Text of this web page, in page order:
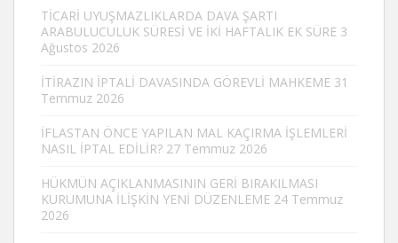
TİCARİ UYUŞMAZLIKLARDA DAVA ŞARTI
ARABULUCULUK SÜRESİ VE İKİ HAFTALIK EK SÜRE 3
Ağustos 2026
İTİRAZIN İPTALİ DAVASINDA GÖREVLİ MAHKEME 31
Temmuz 2026
İFLASTAN ÖNCE YAPILAN MAL KAÇIRMA İŞLEMLERİ
NASIL İPTAL EDİLİR? 27 Temmuz 2026
HÜKMÜN AÇIKLANMASININ GERİ BIRAKILMASI
KURUMUNA İLİŞKİN YENİ DÜZENLEME 24 Temmuz
2026